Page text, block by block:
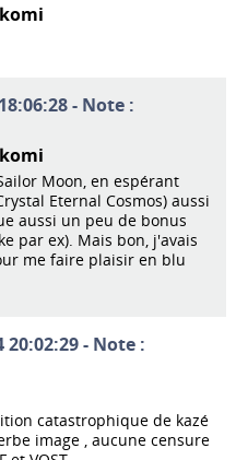
- Note :
Moon, en espérant
Eternal Cosmos) aussi
aussi un peu de bonus
par ex). Mais bon, j'avais
me faire plaisir en blu
- Note :
catastrophique de kazé
image , aucune censure